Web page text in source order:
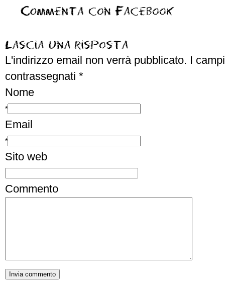
L'indirizzo email non verrà pubblicato. I
contrassegnati *
Nome
*
Email
*
Sito web
Commento